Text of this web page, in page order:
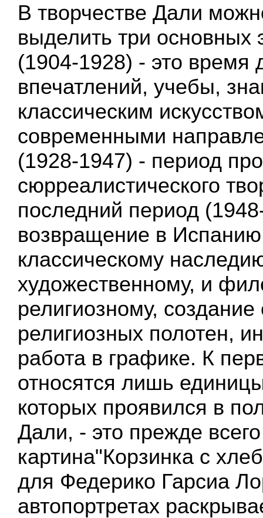
В творчестве Дали
выделить три основных
(1904-1928) - это время
впечатлений, учебы,
классическим
современными
(1928-1947) - период
сюрреалистического
последний период
возвращение в
классическому
художественному, и
религиозному, создание
религиозных полотен,
работа в графике. К
относятся лишь
которых проявился в
Дали, - это прежде всего
картина"Корзинка с
для Федерико Гарсиа
автопортретах